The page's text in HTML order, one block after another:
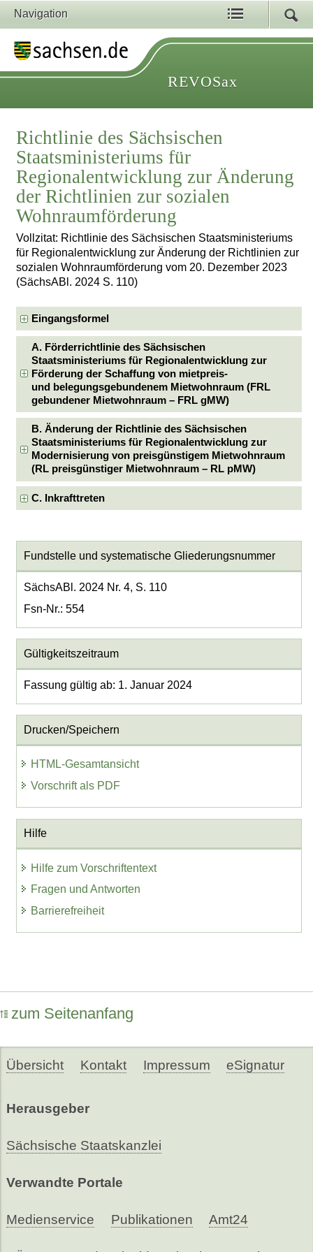
Navigation
REVOSax
Richtlinie des Sächsischen
Staatsministeriums für
Regionalentwicklung zur Änderung
der Richtlinien zur sozialen
Wohnraumförderung
Vollzitat: Richtlinie des Sächsischen Staatsministeriums
für Regionalentwicklung zur Änderung der Richtlinien zur
sozialen Wohnraumförderung vom 20. Dezember 2023
(SächsABl. 2024 S. 110)
Eingangsformel
A. Förderrichtlinie des Sächsischen
Staatsministeriums für Regionalentwicklung zur
Förderung der Schaffung von mietpreis-
und belegungsgebundenem Mietwohnraum (FRL
gebundener Mietwohnraum – FRL gMW)
B. Änderung der Richtlinie des Sächsischen
Staatsministeriums für Regionalentwicklung zur
Modernisierung von preisgünstigem Mietwohnraum
(RL preisgünstiger Mietwohnraum – RL pMW)
C. Inkrafttreten
Fundstelle und systematische Gliederungsnummer
SächsABl. 2024 Nr. 4, S. 110
Fsn-Nr.: 554
Gültigkeitszeitraum
Fassung gültig ab: 1. Januar 2024
Drucken/Speichern
HTML-Gesamtansicht
Vorschrift als PDF
Hilfe
Hilfe zum Vorschriftentext
Fragen und Antworten
Barrierefreiheit
zum Seitenanfang
Übersicht Kontakt Impressum eSignatur
Herausgeber
Sächsische Staatskanzlei
Verwandte Portale
Medienservice Publikationen Amt24